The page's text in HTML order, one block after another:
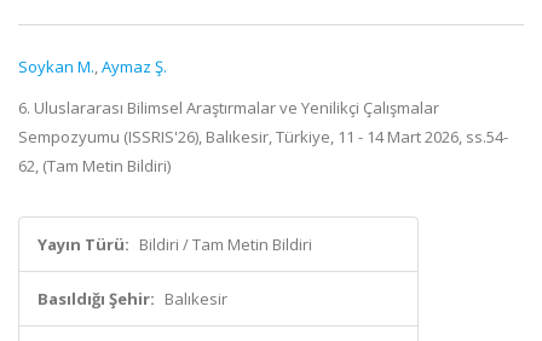
Soykan M.,Aymaz Ş.
6. Uluslararası Bilimsel Araştırmalar ve Yenilikçi Çalışmalar
Sempozyumu (ISSRIS'26), Balıkesir, Türkiye, 11 - 14 Mart 2026, ss.54-
62, (Tam Metin Bildiri)
Yayın Türü: Bildiri / Tam Metin Bildiri
Basıldığı Şehir: Balıkesir